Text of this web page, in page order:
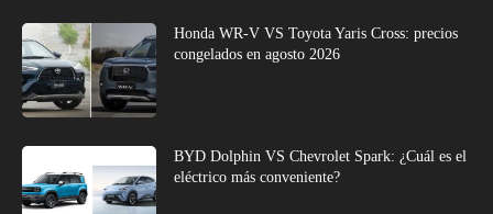
Honda WR-V VS Toyota Yaris Cross: precios
congelados en agosto 2026
BYD Dolphin VS Chevrolet Spark: ¿Cuál es el
eléctrico más conveniente?